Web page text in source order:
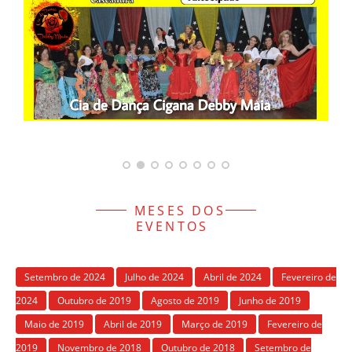
MESES DOS
EVENTOS
Setembro de 2024 Julho de 2024 Abril de 2024
Fevereiro de
2024
Outubro de 2019 Agosto de 2019
Junho de 2019
Maio de 2019
Abril de 2019 Março de 2019
Fevereiro de
2019
Novembro de 2018 Outubro de 2018
Setembro de